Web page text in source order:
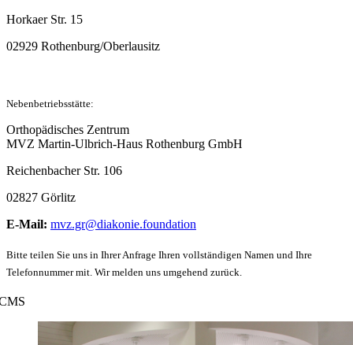
Horkaer Str. 15
02929 Rothenburg/Oberlausitz
Nebenbetriebsstätte:
Orthopädisches Zentrum
MVZ Martin-Ulbrich-Haus Rothenburg GmbH
Reichenbacher Str. 106
02827 Görlitz
E-Mail: mvz.gr@diakonie.foundation
Bitte teilen Sie uns in Ihrer Anfrage Ihren vollständigen Namen und Ihre
Telefonnummer mit. Wir melden uns umgehend zurück.